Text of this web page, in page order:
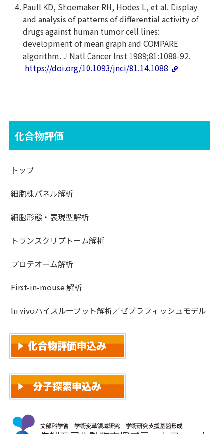
Paull KD, Shoemaker RH, Hodes L, et al. Display
and analysis of patterns of differential activity of
drugs against human tumor cell lines:
development of mean graph and COMPARE
algorithm. J Natl Cancer Inst 1989;81:1088-92.
https://doi.org/10.1093/jnci/81.14.1088
化合物評価
トップ
細胞株パネル解析
細胞形態・表現型解析
トランスクリプトーム解析
プロテオーム解析
First-in-mouse 解析
In vivoハイスループット解析／ゼブラフィッシュモデル